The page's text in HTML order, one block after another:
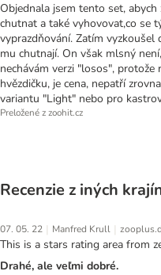
Objednala jsem tento set,
chutnat a také vyhovovat,co se
vyprazdňování. Zatím vyzkoušel
mu chutnají. On však mlsný
nechávám verzi "losos",
hvězdičku, je cena, nepatří
variantu "Light" nebo pro
Preložené z zoohit.cz
Recenzie z iných
07. 05. 22 | Manfred Krull |
This is a stars rating area from
Drahé, ale veľmi dobré.